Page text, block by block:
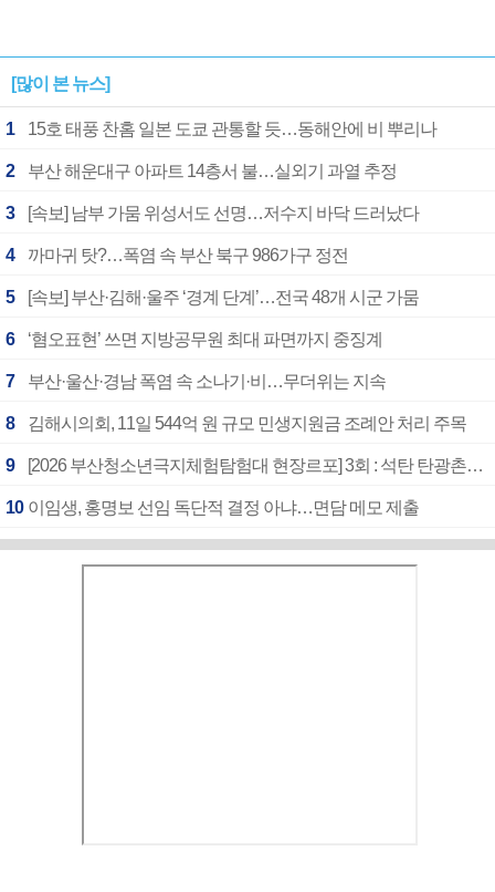
[많이 본 뉴스]
1 15호 태풍 찬홈 일본 도쿄 관통할 듯…동해안에 비 뿌리나
2 부산 해운대구 아파트 14층서 불…실외기 과열 추정
3 [속보] 남부 가뭄 위성서도 선명…저수지 바닥 드러났다
4 까마귀 탓?…폭염 속 부산 북구 986가구 정전
5 [속보] 부산·김해·울주 ‘경계 단계’…전국 48개 시군 가뭄
6 ‘혐오표현’ 쓰면 지방공무원 최대 파면까지 중징계
7 부산·울산·경남 폭염 속 소나기·비…무더위는 지속
8 김해시의회, 11일 544억 원 규모 민생지원금 조례안 처리 주목
9 [2026 부산청소년극지체험탐험대 현장르포] 3회 : 석탄 탄광촌에서 북극 연구의 중심지로
10 이임생, 홍명보 선임 독단적 결정 아냐…면담 메모 제출